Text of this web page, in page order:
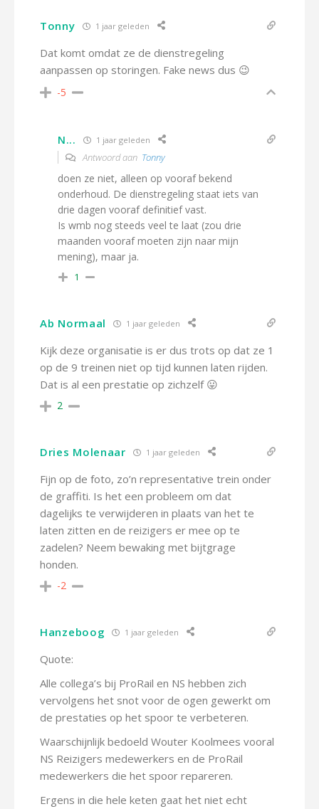
Tonny 1 jaar geleden
Dat komt omdat ze de dienstregeling
aanpassen op storingen. Fake news dus 😉
-5
N... 1 jaar geleden
Antwoord aan Tonny
doen ze niet, alleen op vooraf bekend
onderhoud. De dienstregeling staat iets van
drie dagen vooraf definitief vast.
Is wmb nog steeds veel te laat (zou drie
maanden vooraf moeten zijn naar mijn
mening), maar ja.
1
Ab Normaal 1 jaar geleden
Kijk deze organisatie is er dus trots op dat ze 1
op de 9 treinen niet op tijd kunnen laten rijden.
Dat is al een prestatie op zichzelf 😛
2
Dries Molenaar 1 jaar geleden
Fijn op de foto, zo’n representative trein onder
de graffiti. Is het een probleem om dat
dagelijks te verwijderen in plaats van het te
laten zitten en de reizigers er mee op te
zadelen? Neem bewaking met bijtgrage
honden.
-2
Hanzeboog 1 jaar geleden
Quote:
Alle collega’s bij ProRail en NS hebben zich
vervolgens het snot voor de ogen gewerkt om
de prestaties op het spoor te verbeteren.
Waarschijnlijk bedoeld Wouter Koolmees vooral
NS Reizigers medewerkers en de ProRail
medewerkers die het spoor repareren.
Ergens in die hele keten gaat het niet echt